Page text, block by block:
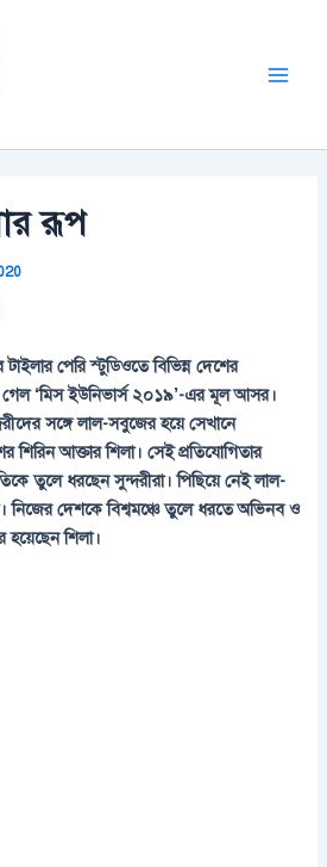
রূপ
টাইলার পেরি স্টুডিওতে বিভিন্ন দেশের
গেল ‘মিস ইউনিভার্স ২০১৯’-এর মূল আসর।
সঙ্গে লাল-সবুজের হয়ে সেখানে
শিরিন আক্তার শিলা। সেই প্রতিযোগিতার
তুলে ধরছেন সুন্দরীরা। পিছিয়ে নেই লাল-
নিজের দেশকে বিশ্বমঞ্চে তুলে ধরতে অভিনব ও
হয়েছেন শিলা।